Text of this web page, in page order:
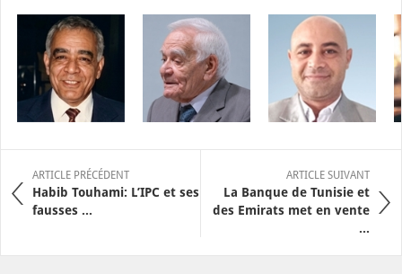
ARTICLE PRÉCÉDENT
Habib Touhami: L’IPC et ses
fausses ...
ARTICLE SUIVANT
La Banque de Tunisie et
des Emirats met en vente
...